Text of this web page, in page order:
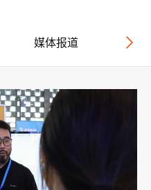
媒体报道